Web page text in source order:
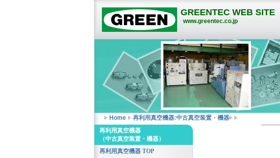
GREENTEC WEB SITE
www.greentec.co.jp
Home 再利用真空機器:中古真空装置・機器
再利用真空機器
（中古真空装置・機器）
再利用真空機器 TOP